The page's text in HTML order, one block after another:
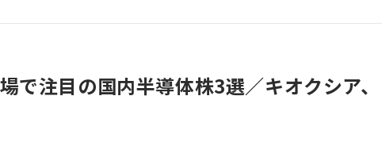
で注目の国内半導体株3選／キオクシア